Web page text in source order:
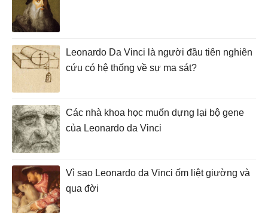
Leonardo Da Vinci là người đầu tiên nghiên
cứu có hệ thống về sự ma sát?
Các nhà khoa học muốn dựng lại bộ gene
của Leonardo da Vinci
Vì sao Leonardo da Vinci ốm liệt giường và
qua đời